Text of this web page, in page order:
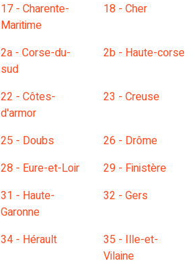
17 - Charente-
Maritime
18 - Cher
2a - Corse-du-
sud
2b - Haute-corse
22 - Côtes-
d'armor
23 - Creuse
25 - Doubs
26 - Drôme
28 - Eure-et-Loir
29 - Finistère
31 - Haute-
Garonne
32 - Gers
34 - Hérault
35 - Ille-et-
Vilaine